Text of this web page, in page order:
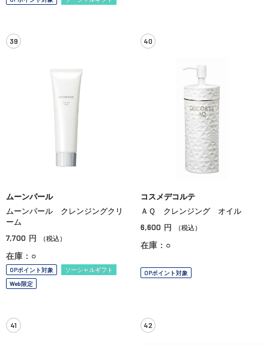
39
ムーンパール
ムーンパール クレンジングクリ
ーム
7,700 円 （税込）
在庫：○
OPポイント対象
ソーシャルギフト
Web限定
40
コスメデコルテ
ＡＱ クレンジング オイル
6,600 円 （税込）
在庫：○
OPポイント対象
41 42